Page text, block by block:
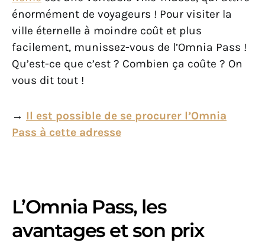
énormément de voyageurs ! Pour visiter la
ville éternelle à moindre coût et plus
facilement, munissez-vous de l’Omnia Pass !
Qu’est-ce que c’est ? Combien ça coûte ? On
vous dit tout !
→ Il est possible de se procurer l’Omnia
Pass à cette adresse
L’Omnia Pass, les
avantages et son prix